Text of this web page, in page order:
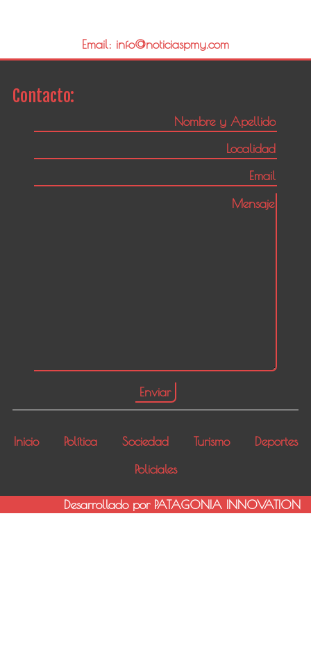
Email: info@noticiaspmy.com
Contacto:
Inicio Política Sociedad Turismo
Deportes
Policiales
Desarrollado por PATAGONIA INNOVATION